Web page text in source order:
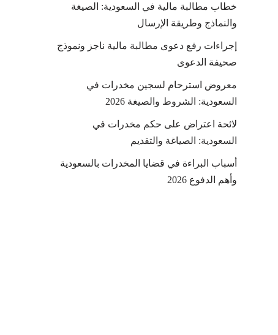
خطاب مطالبة مالية في السعودية: الصيغة
والنماذج وطريقة الإرسال
إجراءات رفع دعوى مطالبة مالية ناجز ونموذج
صحيفة الدعوى
معروض استرحام لسجين مخدرات في
السعودية: الشروط والصيغة 2026
لائحة اعتراض على حكم مخدرات في
السعودية: الصياغة والتقديم
أسباب البراءة في قضايا المخدرات بالسعودية
وأهم الدفوع 2026